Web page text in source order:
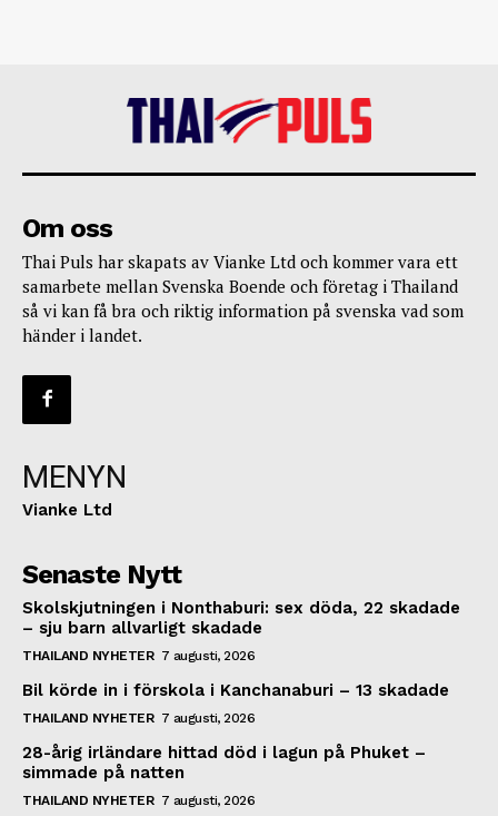
Om oss
Thai Puls har skapats av Vianke Ltd och kommer vara ett
samarbete mellan Svenska Boende och företag i Thailand
så vi kan få bra och riktig information på svenska vad som
händer i landet.
MENYN
Vianke Ltd
Senaste Nytt
Skolskjutningen i Nonthaburi: sex döda, 22 skadade
– sju barn allvarligt skadade
THAILAND NYHETER 7 augusti, 2026
Bil körde in i förskola i Kanchanaburi – 13 skadade
THAILAND NYHETER 7 augusti, 2026
28-årig irländare hittad död i lagun på Phuket –
simmade på natten
THAILAND NYHETER 7 augusti, 2026